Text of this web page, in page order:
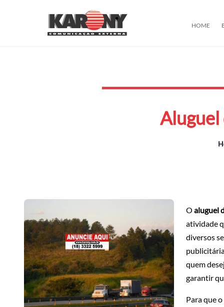
HOME
Aluguel
O aluguel
atividade
diversos
quem
garantir
Para que